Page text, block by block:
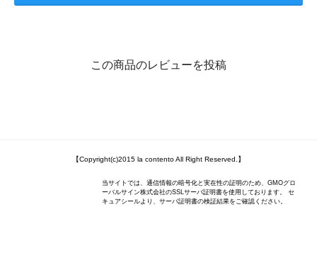
この商品のレビューを投稿
【Copyright(c)2015 la contento All Right Reserved.】
当サイトでは、通信情報の暗号化と実在性の証明のため、GMOグロ
ーバルサイン株式会社のSSLサーバ証明書を使用しております。 セ
キュアシールより、サーバ証明書の検証結果をご確認ください。